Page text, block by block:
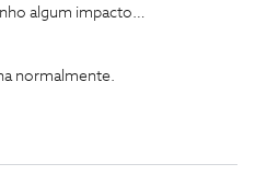
algum impacto…
normalmente.